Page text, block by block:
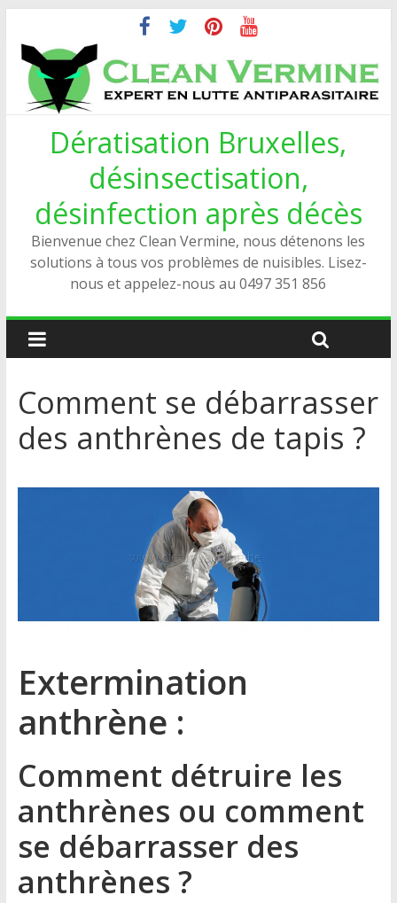
Dératisation Bruxelles,
désinsectisation,
désinfection après décès
Bienvenue chez Clean Vermine, nous détenons les
solutions à tous vos problèmes de nuisibles. Lisez-
nous et appelez-nous au 0497 351 856
Comment se débarrasser
des anthrènes de tapis ?
Extermination
anthrène :
Comment détruire les
anthrènes ou comment
se débarrasser des
anthrènes ?